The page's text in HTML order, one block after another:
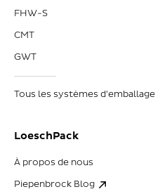
FHW-S
CMT
GWT
Tous les systèmes d'emballage
LoeschPack
À propos de nous
Piepenbrock Blog